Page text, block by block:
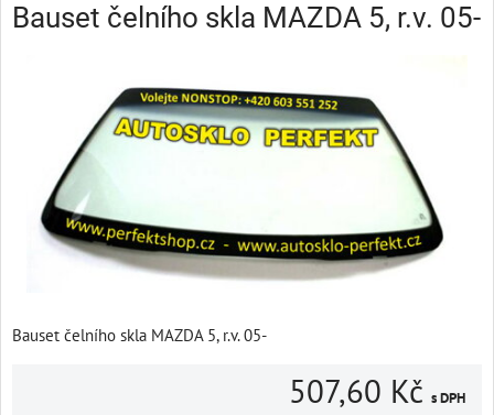
Bauset čelního skla MAZDA 5, r.v. 05-
Bauset čelního skla MAZDA 5, r.v. 05-
507,60 Kč s DPH